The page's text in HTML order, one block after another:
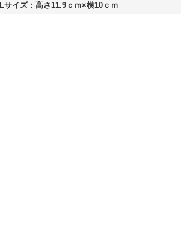
Lサイズ：高さ11.9ｃｍ×横10ｃｍ